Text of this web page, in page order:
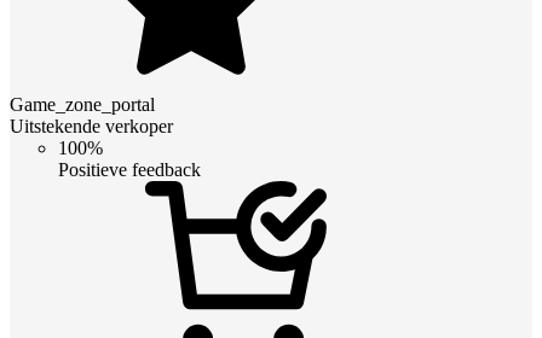
Game_zone_portal
Uitstekende verkoper
100%
Positieve feedback